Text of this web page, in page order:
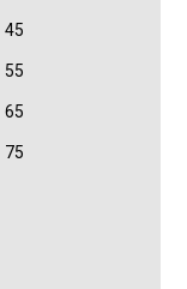
45
55
65
75